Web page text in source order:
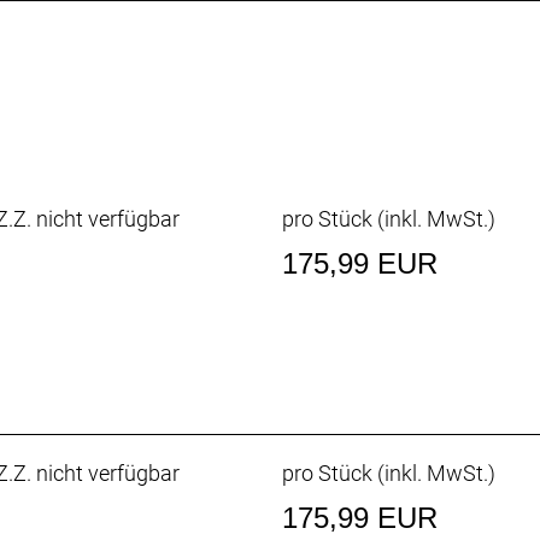
Aero-Helme und viel besser belüftet ist.
wieder auf dein Bike schwingen kannst, bieten wir dir
nach dem Kauf in einen Sturz verwickelt ist.
Polster
nicht verfügbar pro Stück (inkl. MwSt.)
175,99 EUR
nicht verfügbar pro Stück (inkl. MwSt.)
175,99 EUR